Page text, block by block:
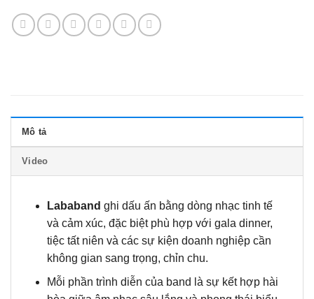
Mô tả
Video
Lababand ghi dấu ấn bằng dòng nhạc tinh tế
và cảm xúc, đặc biệt phù hợp với gala dinner,
tiệc tất niên và các sự kiện doanh nghiệp cần
không gian sang trọng, chỉn chu.
Mỗi phần trình diễn của band là sự kết hợp hài